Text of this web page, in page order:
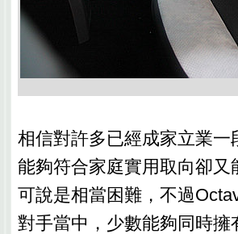
相信對許多已經成家立業
能夠符合家庭實用取向卻
可說是相當困難，不過
對手當中，少數能夠同時